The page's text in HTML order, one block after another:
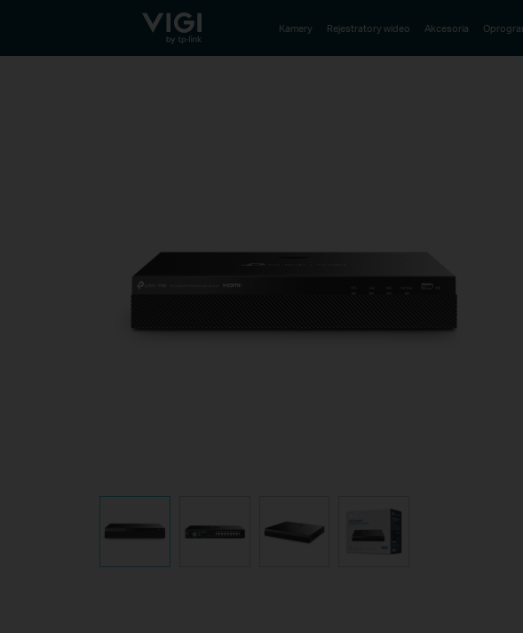
TP-Link, Reliably Smart Kamery Rejestratory wideo Akcesoria